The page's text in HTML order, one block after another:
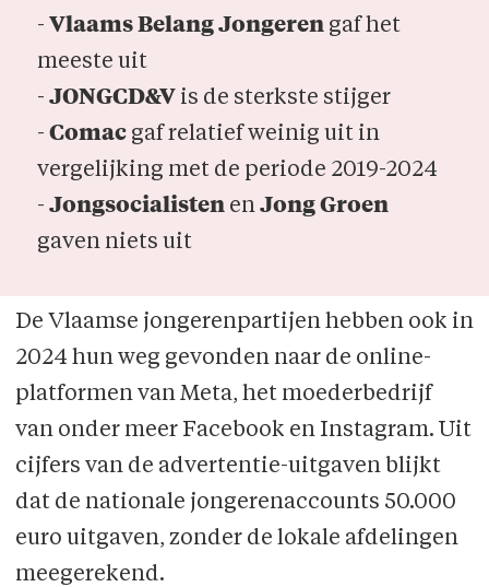
- Vlaams Belang Jongerengaf het
meeste uit
- JONGCD&V is de sterkste stijger
- Comacgaf relatief weinig uit in
vergelijking met de periode 2019-2024
- Jongsocialistenen Jong Groen
gaven niets uit
De Vlaamse jongerenpartijen hebben ook in
2024 hun weg gevonden naar de online­
platformen van Meta, het moeder­bedrijf
van onder meer Facebook en Instagram. Uit
cijfers van de advertentie-uitgaven blijkt
dat de nationale jongeren­accounts 50.000
euro uitgaven, zonder de lokale afdelingen
meegerekend.